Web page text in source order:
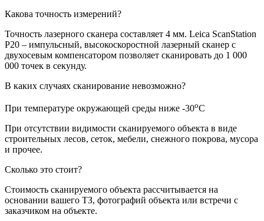
Какова точность измерений?
Точность лазерного сканера составляет 4 мм. Leica ScanStation
P20 – импульсный, высокоскоростной лазерный сканер с
двухосевым компенсатором позволяет сканировать до 1 000
000 точек в секунду.
В каких случаях сканирование невозможно?
При температуре окружающей среды ниже -30оC
При отсутствии видимости сканируемого объекта в виде
строительных лесов, сеток, мебели, снежного покрова, мусора
и прочее.
Сколько это стоит?
Стоимость сканируемого объекта рассчитывается на
основании вашего ТЗ, фотографий объекта или встречи с
заказчиком на объекте.